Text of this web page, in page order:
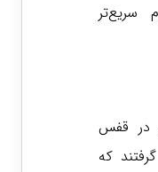
سریع‌تر
در قفس
گرفتند که